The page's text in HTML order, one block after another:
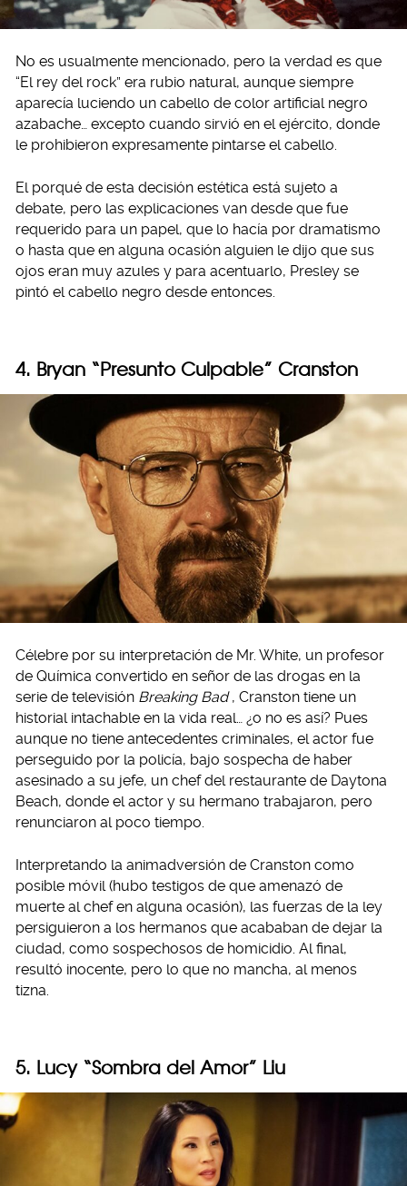
No es usualmente mencionado, pero la verdad es que
“El rey del rock” era rubio natural, aunque siempre
aparecía luciendo un cabello de color artificial negro
azabache… excepto cuando sirvió en el ejército, donde
le prohibieron expresamente pintarse el cabello.
El porqué de esta decisión estética está sujeto a
debate, pero las explicaciones van desde que fue
requerido para un papel, que lo hacía por dramatismo
o hasta que en alguna ocasión alguien le dijo que sus
ojos eran muy azules y para acentuarlo, Presley se
pintó el cabello negro desde entonces.
4. Bryan “Presunto Culpable” Cranston
Célebre por su interpretación de Mr. White, un profesor
de Química convertido en señor de las drogas en la
serie de televisión Breaking Bad , Cranston tiene un
historial intachable en la vida real… ¿o no es así? Pues
aunque no tiene antecedentes criminales, el actor fue
perseguido por la policía, bajo sospecha de haber
asesinado a su jefe, un chef del restaurante de Daytona
Beach, donde el actor y su hermano trabajaron, pero
renunciaron al poco tiempo.
Interpretando la animadversión de Cranston como
posible móvil (hubo testigos de que amenazó de
muerte al chef en alguna ocasión), las fuerzas de la ley
persiguieron a los hermanos que acababan de dejar la
ciudad, como sospechosos de homicidio. Al final,
resultó inocente, pero lo que no mancha, al menos
tizna.
5. Lucy “Sombra del Amor” Liu